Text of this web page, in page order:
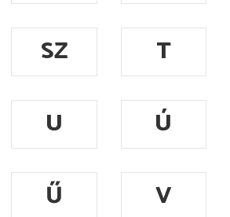
SZ
T
U
Ú
Ű
V